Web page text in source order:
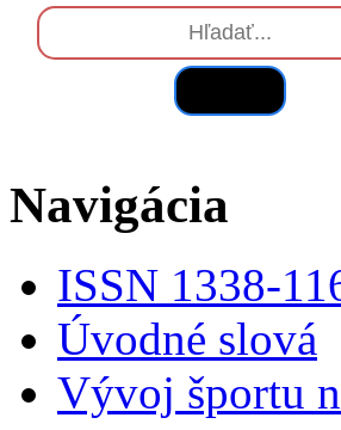
Navigácia
ISSN 1338-
Úvodné slová
Vývoj športu